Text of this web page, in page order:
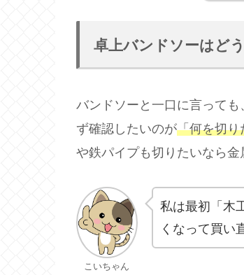
卓上バンドソーはど
バンドソーと一口に言って
ず確認したいのが「何を切り
や鉄パイプも切りたいなら金
こいちゃん
私は最初「木
くなって買い